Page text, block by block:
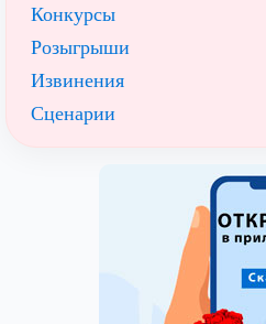
Конкурсы
Розыгрыши
Извинения
Сценарии